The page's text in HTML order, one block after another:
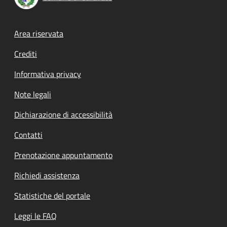
Footer menu
Area riservata
Crediti
Informativa privacy
Note legali
Dichiarazione di accessibilità
Contatti
Prenotazione appuntamento
Richiedi assistenza
Statistiche del portale
Leggi le FAQ